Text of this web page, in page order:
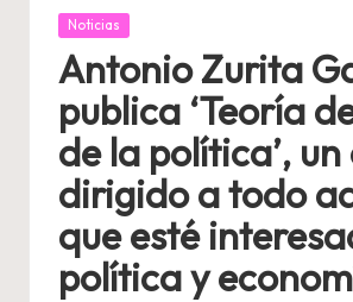
Publicada
Noticias
Antonio Zurita
publica ‘Teoría
de la política’,
dirigido a todo
que esté
política y